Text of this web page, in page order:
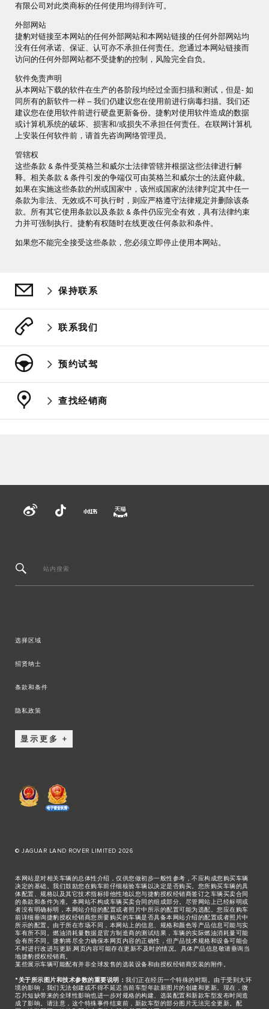
有限公司对此类商标的任何使用均得到许可。
外部网站
捷豹对链接至本网站的任何外部网站和本网站链接的任何外部网站均
没有任何承诺、保证、认可亦不承担任何责任。您通过本网站链接而
访问的任何外部网站都不受捷豹的控制，风险完全自负。
软件免责声明
从本网站下载的软件在生产的各阶段均经过全面扫描和测试，但是- 如
同所有的新软件一样 – 我们仍建议您在使用前进行病毒扫描。我们还
建议您在使用软件前进行硬盘更新备份。捷豹对使用软件造成的数据
或计算机系统的破坏、损害和/或损失不承担任何责任。在联网计算机
上安装任何软件前，请首先咨询网络管理员。
管辖权
这些条款 & 条件受英格兰和威尔士法律管辖并根据这些法律进行解
释。相关条款 & 条件引发的争端仅可由英格兰和威尔士的法庭仲裁。
如果在实施这些条款的州或国家中，该州或国家的法律判定其中任一
条款为非法、无效或不可执行时，则应严格遵守法律规定并删除该条
款。所有其它使用条款以及条款 & 条件仍应完全有效，具有法律约束
力并可强制执行。捷豹有权随时在线更改任何条款和条件。
如果您不能完全接受这些条款，您必须立即停止使用本网站。
保持联系
联系我们
预约试驾
查找经销商
站内搜索
选择区域
招贤纳士
条款和条件
隐私政策
显示更多
© JAGUAR LAND ROVER LIMITED 2026
本网站是对相关车辆的总体性介绍，仅供您做初步一般性参考，不应构成您购买车辆
决定的基础。我们鼓励您在购车前仔细核验车辆以决定是否购买。您所购买车辆的具
体配置、规格以及其它技术指标排他性地以您与捷豹授权经销商签订之车辆买卖合同
的条款和条件为准。本网站不构成车辆买卖合同的组成部分。尽管网站上已经标明或
者没有明确标明，本网站介绍的配置或者照片中所示的配置可能为选配。您应在购车
前详细垂询捷豹授权经销商您所要购买的车辆是否具备本网站介绍的配置或者照片中
所示的配置。由于所在市场不同，本网站上的信息、规格和颜色等产品信息可能与实
车有所不同。燃油消耗量数据是官方制造商的测试结果，车辆的实际燃油消耗量可能
会有所不同。捷豹将尽全力确保本网页内容的正确性，但产品技术规格和设备可能会
不时进行改进与更新,网页内容可能存在更新不及时的情况。具体产品信息敬请垂询当
地捷豹授权经销商。
某些展示车辆可能配有并非全球发售的选装设备和由授权经销商安装的附件。
*关于所示图片和技术参数的重要说明： 我们正在经历一个特殊的时期。由于受到大环
境的影响，我们无法创建或不得不延迟当前车型年款新图片的创建和更新。现在，微
芯片短缺带来的全球性影响也进一步对规格的构建、选装配置和新款车型发布时间造
成了影响。请注意，这个特殊事件结束前，新款车型的部分图片无法完全更新。配